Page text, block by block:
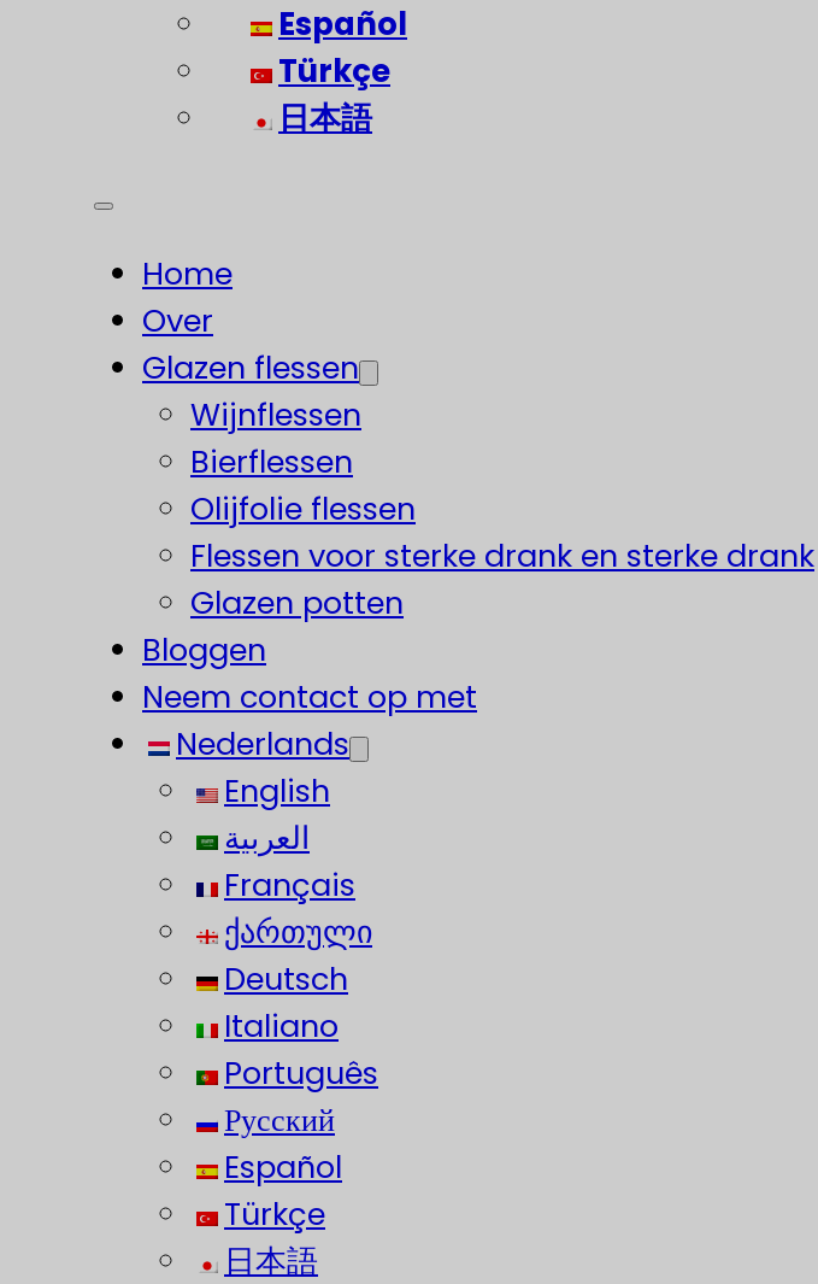
Español
Türkçe
日本語
Home
Over
Glazen flessen
Wijnflessen
Bierflessen
Olijfolie flessen
Flessen voor sterke drank en sterke drank
Glazen potten
Bloggen
Neem contact op met
Nederlands
English
العربية
Français
ქართული
Deutsch
Italiano
Português
Русский
Español
Türkçe
日本語